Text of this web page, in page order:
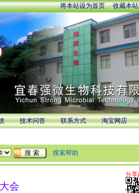
将本站设为首页 收藏本站
技术问答 联系方式 淘宝网店
搜索帮助
会